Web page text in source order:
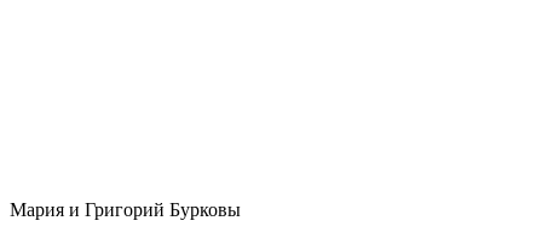
Мария и Григорий Бурковы